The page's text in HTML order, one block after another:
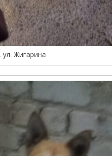
ул. Жигарина